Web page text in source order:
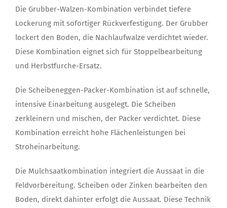
Die Grubber-Walzen-Kombination verbindet tiefere
Lockerung mit sofortiger Rückverfestigung. Der Grubber
lockert den Boden, die Nachlaufwalze verdichtet wieder.
Diese Kombination eignet sich für Stoppelbearbeitung
und Herbstfurche-Ersatz.
Die Scheibeneggen-Packer-Kombination ist auf schnelle,
intensive Einarbeitung ausgelegt. Die Scheiben
zerkleinern und mischen, der Packer verdichtet. Diese
Kombination erreicht hohe Flächenleistungen bei
Stroheinarbeitung.
Die Mulchsaatkombination integriert die Aussaat in die
Feldvorbereitung. Scheiben oder Zinken bearbeiten den
Boden, direkt dahinter erfolgt die Aussaat. Diese Technik